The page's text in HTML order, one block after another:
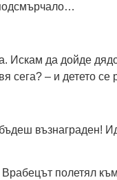
Искам да дойде
– и детето се
възнаграден!
Врабецът полетял